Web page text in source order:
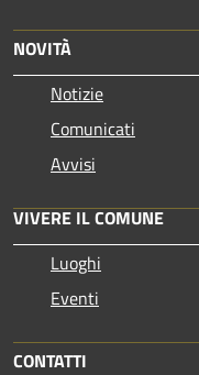
NOVITÀ
Notizie
Comunicati
Avvisi
VIVERE IL COMUNE
Luoghi
Eventi
CONTATTI